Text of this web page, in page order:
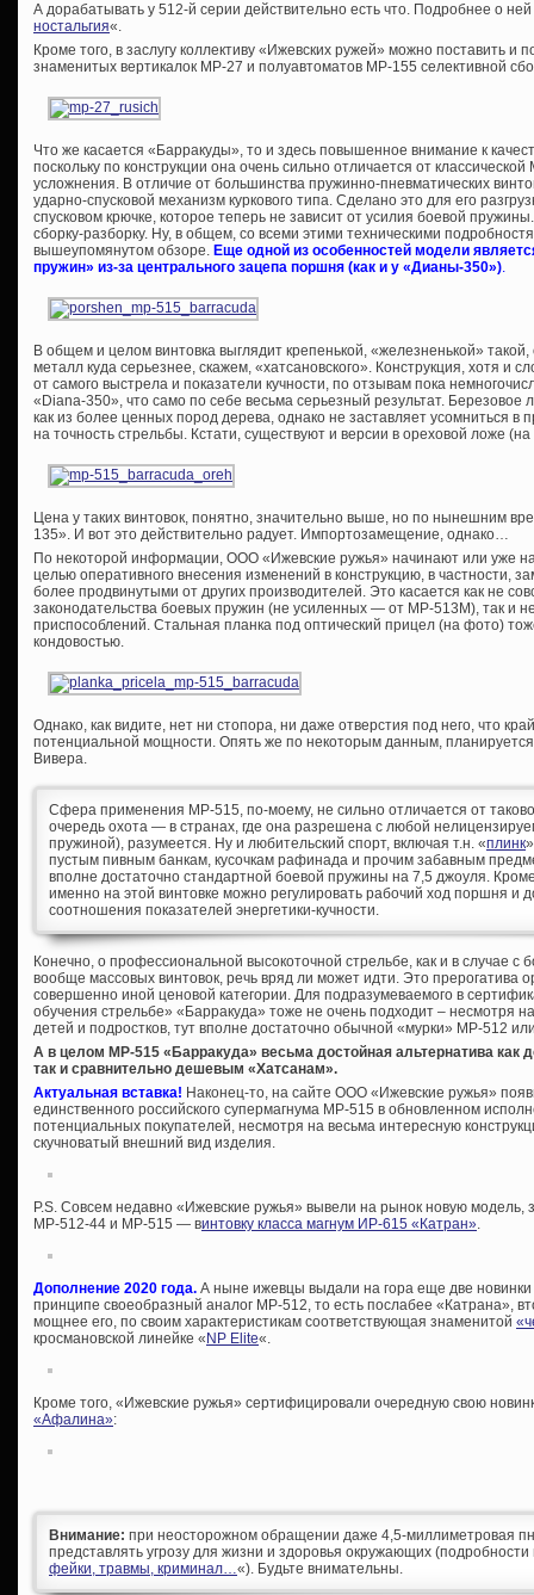
А дорабатывать у 512-й серии действительно есть что. Подробнее о ней
ностальгия«.
Кроме того, в заслугу коллективу «Ижевских ружей» можно поставить
знаменитых вертикалок МР-27 и полуавтоматов МР-155 селективной
Что же касается «Барракуды», то и здесь повышенное внимание к
поскольку по конструкции она очень сильно отличается от
усложнения. В отличие от большинства пружинно-пневматических
ударно-спусковой механизм куркового типа. Сделано это для его
спусковом крючке, которое теперь не зависит от усилия боевой
сборку-разборку. Ну, в общем, со всеми этими техническими
вышеупомянутом обзоре. Еще одной из особенностей модели
пружин» из-за центрального зацепа поршня (как и у «Дианы-350»).
В общем и целом винтовка выглядит крепенькой, «железненькой» такой,
металл куда серьезнее, скажем, «хатсановского». Конструкция, хотя
от самого выстрела и показатели кучности, по отзывам пока
«Diana-350», что само по себе весьма серьезный результат. Березовое
как из более ценных пород дерева, однако не заставляет усомниться в
на точность стрельбы. Кстати, существуют и версии в ореховой ложе
Цена у таких винтовок, понятно, значительно выше, но по нынешним
135». И вот это действительно радует. Импортозамещение, однако…
По некоторой информации, ООО «Ижевские ружья» начинают или уже
целью оперативного внесения изменений в конструкцию, в частности,
более продвинутыми от других производителей. Это касается как не
законодательства боевых пружин (не усиленных — от МР-513М), так и
приспособлений. Стальная планка под оптический прицел (на фото)
кондовостью.
Однако, как видите, нет ни стопора, ни даже отверстия под него, что
потенциальной мощности. Опять же по некоторым данным,
Вивера.
Сфера применения МР-515, по-моему, не сильно отличается от
очередь охота — в странах, где она разрешена с любой
пружиной), разумеется. Ну и любительский спорт, включая т.н. «плинк
пустым пивным банкам, кусочкам рафинада и прочим забавным
вполне достаточно стандартной боевой пружины на 7,5 джоуля.
именно на этой винтовке можно регулировать рабочий ход поршня и
соотношения показателей энергетики-кучности.
Конечно, о профессиональной высокоточной стрельбе, как и в случае с
вообще массовых винтовок, речь вряд ли может идти. Это прерогатива
совершенно иной ценовой категории. Для подразумеваемого в
обучения стрельбе» «Барракуда» тоже не очень подходит – несмотря
детей и подростков, тут вполне достаточно обычной «мурки» МР-512
А в целом МР-515 «Барракуда» весьма достойная альтернатива как
так и сравнительно дешевым «Хатсанам».
Актуальная вставка! Наконец-то, на сайте ООО «Ижевские ружья»
единственного российского супермагнума МР-515 в обновленном
потенциальных покупателей, несмотря на весьма интересную
скучноватый внешний вид изделия.
P.S. Совсем недавно «Ижевские ружья» вывели на рынок новую
МР-512-44 и МР-515 — винтовку класса магнум ИР-615 «Катран».
Дополнение 2020 года. А ныне ижевцы выдали на гора еще две
принципе своеобразный аналог МР-512, то есть послабее «Катрана»,
мощнее его, по своим характеристикам соответствующая знаменитой
кросмановской линейке « NP Elite«.
Кроме того, «Ижевские ружья» сертифицировали очередную свою
«Афалина»:
Внимание: при неосторожном обращении даже 4,5-миллиметровая
представлять угрозу для жизни и здоровья окружающих (подробности
фейки, травмы, криминал…«). Будьте внимательны.